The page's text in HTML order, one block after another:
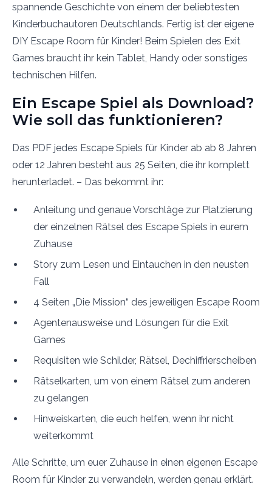
spannende Geschichte von einem der beliebtesten
Kinderbuchautoren Deutschlands. Fertig ist der eigene
DIY Escape Room für Kinder! Beim Spielen des Exit
Games braucht ihr kein Tablet, Handy oder sonstiges
technischen Hilfen.
Ein Escape Spiel als Download?
Wie soll das funktionieren?
Das PDF jedes Escape Spiels für Kinder ab ab 8 Jahren
oder 12 Jahren besteht aus 25 Seiten, die ihr komplett
herunterladet. – Das bekommt ihr:
Anleitung und genaue Vorschläge zur Platzierung
der einzelnen Rätsel des Escape Spiels in eurem
Zuhause
Story zum Lesen und Eintauchen in den neusten
Fall
4 Seiten „Die Mission“ des jeweiligen Escape Room
Agentenausweise und Lösungen für die Exit
Games
Requisiten wie Schilder, Rätsel, Dechiffrierscheiben
Rätselkarten, um von einem Rätsel zum anderen
zu gelangen
Hinweiskarten, die euch helfen, wenn ihr nicht
weiterkommt
Alle Schritte, um euer Zuhause in einen eigenen Escape
Room für Kinder zu verwandeln, werden genau erklärt.